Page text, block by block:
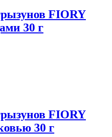
FIORY
30 г
FIORY
30 г